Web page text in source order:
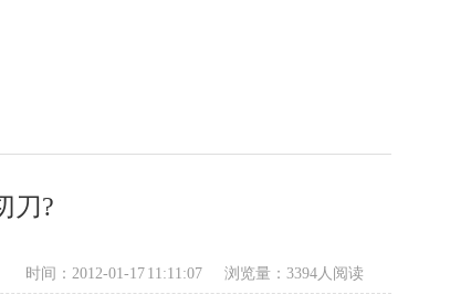
刀?
时间：2012-01-17 11:11:07 浏览量：3394人阅读